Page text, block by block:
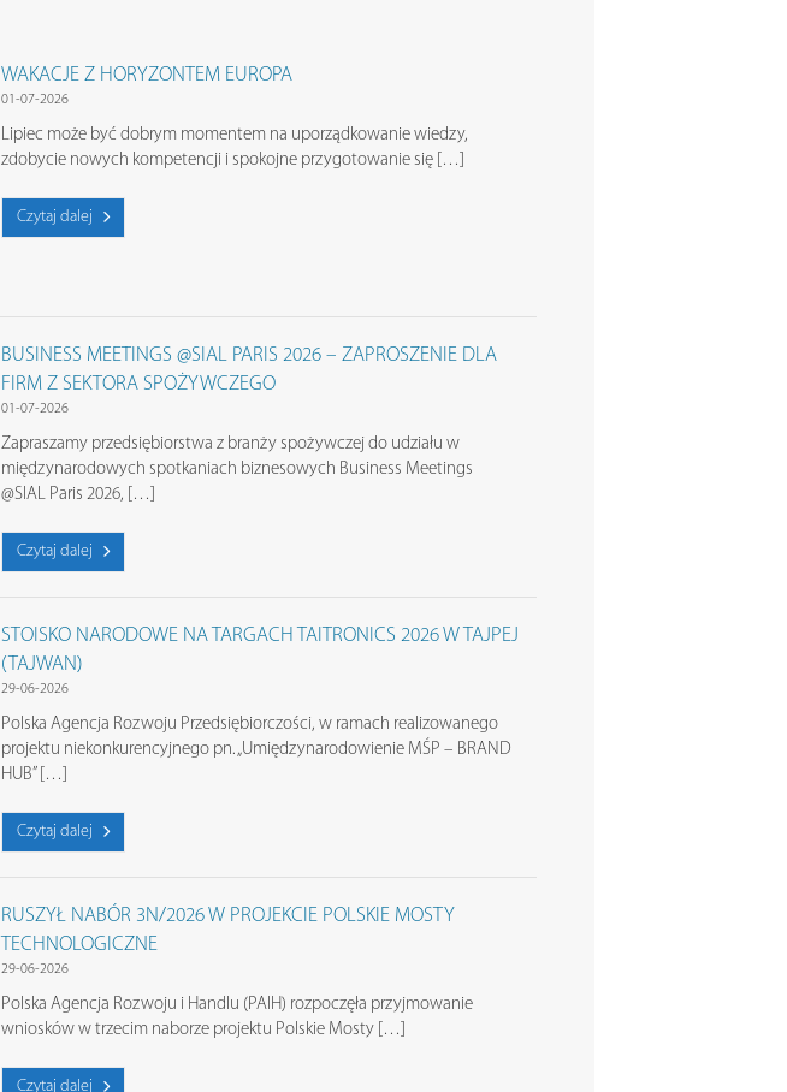
WAKACJE Z HORYZONTEM EUROPA
01-07-2026
Lipiec może być dobrym momentem na uporządkowanie wiedzy,
zdobycie nowych kompetencji i spokojne przygotowanie się […]
Czytaj dalej
BUSINESS MEETINGS @SIAL PARIS 2026 – ZAPROSZENIE DLA
FIRM Z SEKTORA SPOŻYWCZEGO
01-07-2026
Zapraszamy przedsiębiorstwa z branży spożywczej do udziału w
międzynarodowych spotkaniach biznesowych Business Meetings
@SIAL Paris 2026, […]
Czytaj dalej
STOISKO NARODOWE NA TARGACH TAITRONICS 2026 W TAJPEJ
(TAJWAN)
29-06-2026
Polska Agencja Rozwoju Przedsiębiorczości, w ramach realizowanego
projektu niekonkurencyjnego pn. „Umiędzynarodowienie MŚP – BRAND
HUB” […]
Czytaj dalej
RUSZYŁ NABÓR 3N/2026 W PROJEKCIE POLSKIE MOSTY
TECHNOLOGICZNE
29-06-2026
Polska Agencja Rozwoju i Handlu (PAIH) rozpoczęła przyjmowanie
wniosków w trzecim naborze projektu Polskie Mosty […]
Czytaj dalej